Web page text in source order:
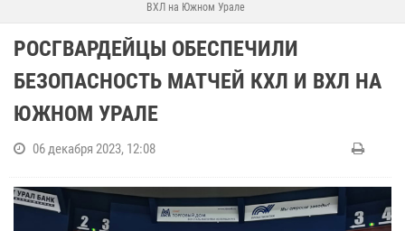
ВХЛ на Южном Урале
РОСГВАРДЕЙЦЫ ОБЕСПЕЧИЛИ
БЕЗОПАСНОСТЬ МАТЧЕЙ КХЛ И ВХЛ НА
ЮЖНОМ УРАЛЕ
06 декабря 2023, 12:08